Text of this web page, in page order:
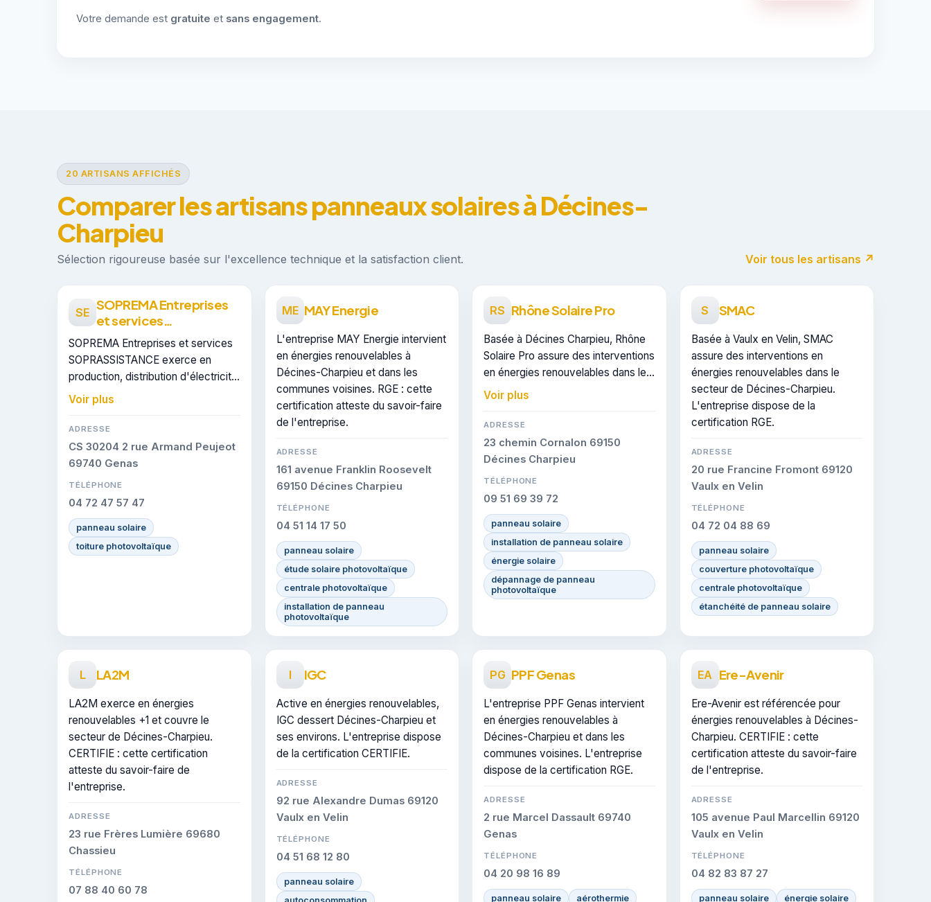
Votre demande est gratuite et sans engagement.
20 ARTISANS AFFICHÉS
Comparer les artisans panneaux solaires à Décines-
Charpieu
Sélection rigoureuse basée sur l'excellence technique et la satisfaction client. Voir tous les artisans ↗
SE SOPREMA Entreprises
et services
SOPRASSISTANCE
SOPREMA Entreprises et services
SOPRASSISTANCE exerce en
production, distribution d'électricité
et couvre le secteur de Décines-
Charpieu. RGE : cette certification
atteste du savoir-faire de
l'entreprise.
Voir plus
ADRESSE
CS 30204 2 rue Armand Peujeot
69740 Genas
TÉLÉPHONE
04 72 47 57 47
panneau solaire
toiture photovoltaïque
ME MAY Energie
L'entreprise MAY Energie intervient
en énergies renouvelables à
Décines-Charpieu et dans les
communes voisines. RGE : cette
certification atteste du savoir-faire
de l'entreprise.
ADRESSE
161 avenue Franklin Roosevelt
69150 Décines Charpieu
TÉLÉPHONE
04 51 14 17 50
panneau solaire
étude solaire photovoltaïque
centrale photovoltaïque
installation de panneau
photovoltaïque
RS Rhône Solaire Pro
Basée à Décines Charpieu, Rhône
Solaire Pro assure des interventions
en énergies renouvelables dans le
secteur de Décines-Charpieu. Elle
est certifiée CERTIFIE, gage de
conformité sur les interventions
réalisées.
Voir plus
ADRESSE
23 chemin Cornalon 69150
Décines Charpieu
TÉLÉPHONE
09 51 69 39 72
panneau solaire
installation de panneau solaire
énergie solaire
dépannage de panneau
photovoltaïque
S SMAC
Basée à Vaulx en Velin, SMAC
assure des interventions en
énergies renouvelables dans le
secteur de Décines-Charpieu.
L'entreprise dispose de la
certification RGE.
ADRESSE
20 rue Francine Fromont 69120
Vaulx en Velin
TÉLÉPHONE
04 72 04 88 69
panneau solaire
couverture photovoltaïque
centrale photovoltaïque
étanchéité de panneau solaire
L LA2M
LA2M exerce en énergies
renouvelables +1 et couvre le
secteur de Décines-Charpieu.
CERTIFIE : cette certification
atteste du savoir-faire de
l'entreprise.
ADRESSE
23 rue Frères Lumière 69680
Chassieu
TÉLÉPHONE
07 88 40 60 78
I IGC
Active en énergies renouvelables,
IGC dessert Décines-Charpieu et
ses environs. L'entreprise dispose
de la certification CERTIFIE.
ADRESSE
92 rue Alexandre Dumas 69120
Vaulx en Velin
TÉLÉPHONE
04 51 68 12 80
panneau solaire
PG PPF Genas
L'entreprise PPF Genas intervient
en énergies renouvelables à
Décines-Charpieu et dans les
communes voisines. L'entreprise
dispose de la certification RGE.
ADRESSE
2 rue Marcel Dassault 69740
Genas
TÉLÉPHONE
04 20 98 16 89
panneau solaire aérothermie
EA Ere-Avenir
Ere-Avenir est référencée pour
énergies renouvelables à Décines-
Charpieu. CERTIFIE : cette
certification atteste du savoir-faire
de l'entreprise.
ADRESSE
105 avenue Paul Marcellin 69120
Vaulx en Velin
TÉLÉPHONE
04 82 83 87 27
panneau solaire énergie solaire